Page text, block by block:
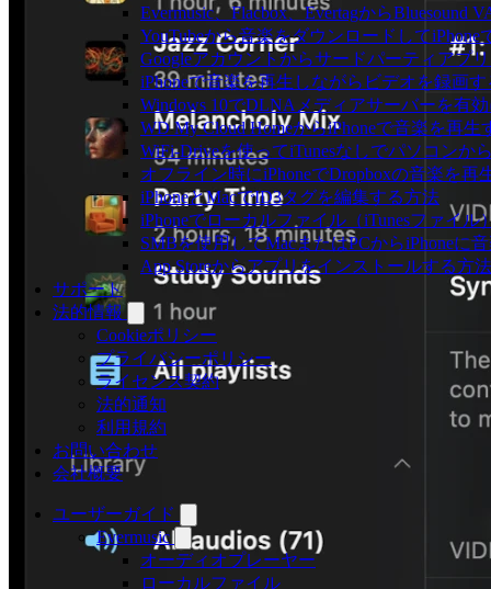
Evermusic、Flacbox、Evertagから
YouTubeから音楽をダウンロードして
Googleアカウントからサードパーティアプ
iPhoneで音楽を再生しながらビデオを録画
Windows 10でDLNAメディアサーバーを有
WD My Cloud HomeからiPhoneで音楽を再生
WiFi-Driveを使ってiTunesなしでパソコンか
オフライン時にiPhoneでDropboxの音楽を再
iPhoneとMacでID3タグを編集する方法
iPhoneでローカルファイル（iTunesファイル
SMBを使用してMacまたはPCからiPhoneに
App Storeからアプリをインストールする方
サポート
法的情報
Cookieポリシー
プライバシーポリシー
ライセンス契約
法的通知
利用規約
お問い合わせ
会社概要
ユーザーガイド
Evermusic
オーディオプレーヤー
ローカルファイル